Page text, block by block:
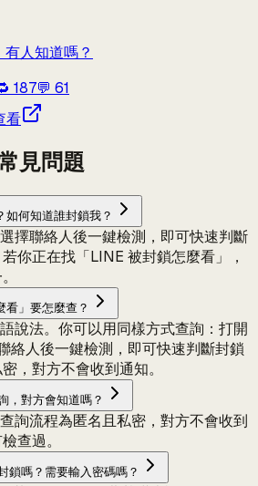
人知道嗎？
187💬 61
看
見問題
如何知道誰封鎖我？
擇聯絡人後一鍵檢測，即可快速判斷
你正在找「LINE 被封鎖怎麼看」，
看」要怎麼查？
說法。你可以用同樣方式查詢：打開
絡人後一鍵檢測，即可快速判斷封鎖
，對方不會收到通知。
，對方會知道嗎？
詢流程為匿名且私密，對方不會收到
查過。
鎖嗎？需要輸入密碼嗎？